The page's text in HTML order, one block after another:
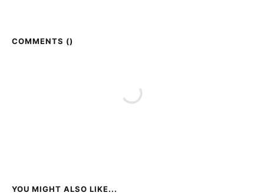
COMMENTS ()
YOU MIGHT ALSO LIKE...